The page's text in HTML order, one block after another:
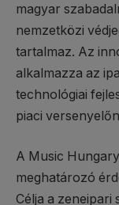
magyar
nemzetközi
tartalmaz. Az
alkalmazza az
technológiai
piaci
A Music
meghatározó
Célja a zeneipari